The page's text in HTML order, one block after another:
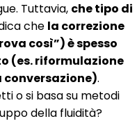
Tuttavia, che tipo di
che la correzione
così”) è spesso
(es. riformulazione
conversazione).
o si basa su metodi
della fluidità?